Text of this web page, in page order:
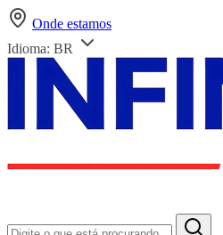
Onde estamos
Idioma: BR